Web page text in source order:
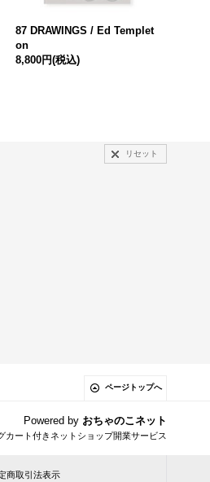
87 DRAWINGS / Ed Templet
on
8,800円(税込)
リセット
ページトップへ
Powered by おちゃのこネット
カート付きネットショップ開業サービス
商取引法表示